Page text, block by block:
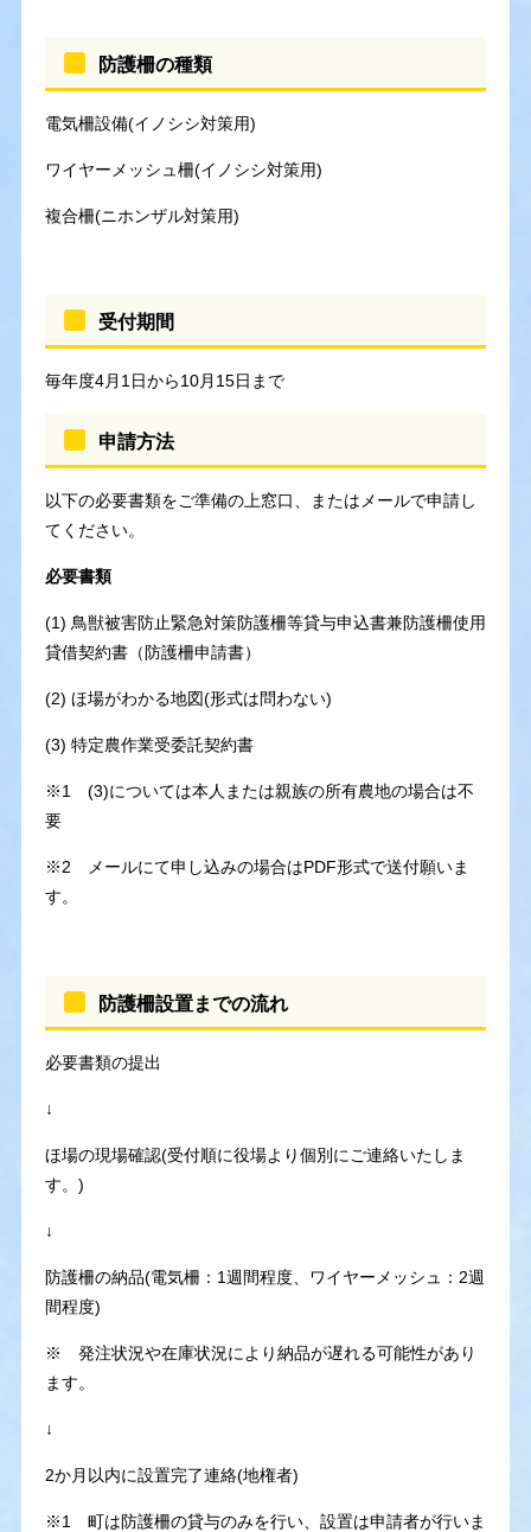
防護柵の種類
電気柵設備(イノシシ対策用)
ワイヤーメッシュ柵(イノシシ対策用)
複合柵(ニホンザル対策用)
受付期間
毎年度4月1日から10月15日まで
申請方法
以下の必要書類をご準備の上窓口、またはメールで申請し
てください。
必要書類
(1) 鳥獣被害防止緊急対策防護柵等貸与申込書兼防護柵使用
貸借契約書（防護柵申請書）
(2) ほ場がわかる地図(形式は問わない)
(3) 特定農作業受委託契約書
※1 (3)については本人または親族の所有農地の場合は不
要
※2 メールにて申し込みの場合はPDF形式で送付願いま
す。
防護柵設置までの流れ
必要書類の提出
↓
ほ場の現場確認(受付順に役場より個別にご連絡いたしま
す。)
↓
防護柵の納品(電気柵：1週間程度、ワイヤーメッシュ：2週
間程度)
※ 発注状況や在庫状況により納品が遅れる可能性があり
ます。
↓
2か月以内に設置完了連絡(地権者)
※1 町は防護柵の貸与のみを行い、設置は申請者が行いま